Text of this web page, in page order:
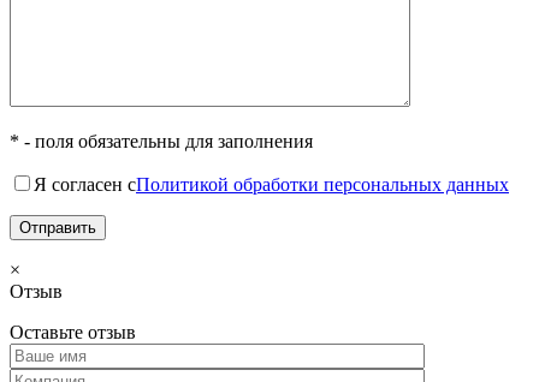
* - поля обязательны для заполнения
Я согласен сПолитикой обработки персональных данных
×
Отзыв
Оставьте отзыв